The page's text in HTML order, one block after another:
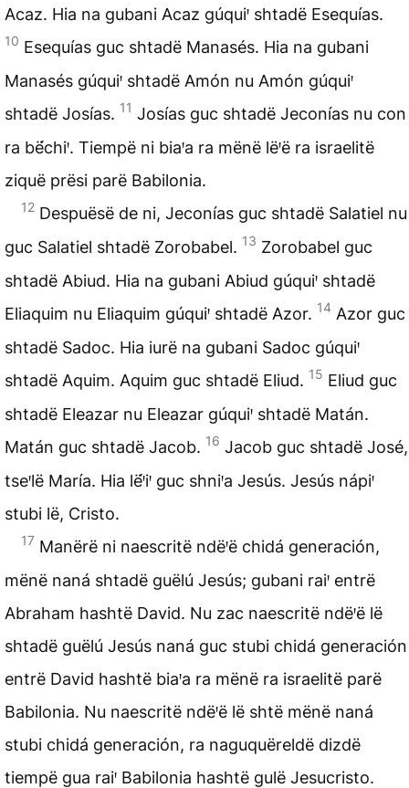
Acaz. Hia na gubani Acaz gúquiꞌ shtadë Esequías.
10 Esequías guc shtadë Manasés. Hia na gubani
Manasés gúquiꞌ shtadë Amón nu Amón gúquiꞌ
shtadë Josías. 11 Josías guc shtadë Jeconías nu con
ra bë́chiꞌ. Tiempë ni biaꞌa ra mënë lëꞌë ra israelitë
ziquë prësi parë Babilonia.
12 Despuësë de ni, Jeconías guc shtadë Salatiel nu
guc Salatiel shtadë Zorobabel. 13 Zorobabel guc
shtadë Abiud. Hia na gubani Abiud gúquiꞌ shtadë
Eliaquim nu Eliaquim gúquiꞌ shtadë Azor. 14 Azor guc
shtadë Sadoc. Hia iurë na gubani Sadoc gúquiꞌ
shtadë Aquim. Aquim guc shtadë Eliud. 15 Eliud guc
shtadë Eleazar nu Eleazar gúquiꞌ shtadë Matán.
Matán guc shtadë Jacob. 16 Jacob guc shtadë José,
tseꞌlë María. Hia lë́ꞌiꞌ guc shniꞌa Jesús. Jesús nápiꞌ
stubi lë, Cristo.
17 Manërë ni naescritë ndëꞌë chidá generación,
mënë naná shtadë guëlú Jesús; gubani raiꞌ entrë
Abraham hashtë David. Nu zac naescritë ndëꞌë lë
shtadë guëlú Jesús naná guc stubi chidá generación
entrë David hashtë biaꞌa ra mënë ra israelitë parë
Babilonia. Nu naescritë ndëꞌë lë shtë mënë naná
stubi chidá generación, ra naguquëreldë dizdë
tiempë gua raiꞌ Babilonia hashtë gulë Jesucristo.